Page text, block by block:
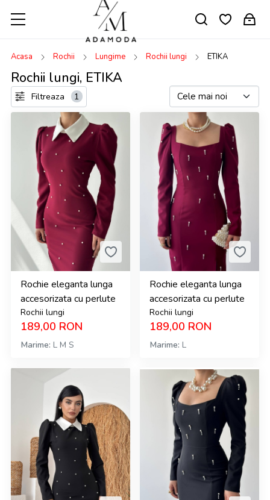
Acasa Rochii Lungime Rochii lungi ETIKA
Rochii lungi, ETIKA
Filtreaza 1
Rochie eleganta lunga
accesorizata cu perlute
Rochii lungi
189,00 RON
Marime L M S
Rochie eleganta lunga
accesorizata cu perlute
Rochii lungi
189,00 RON
Marime L